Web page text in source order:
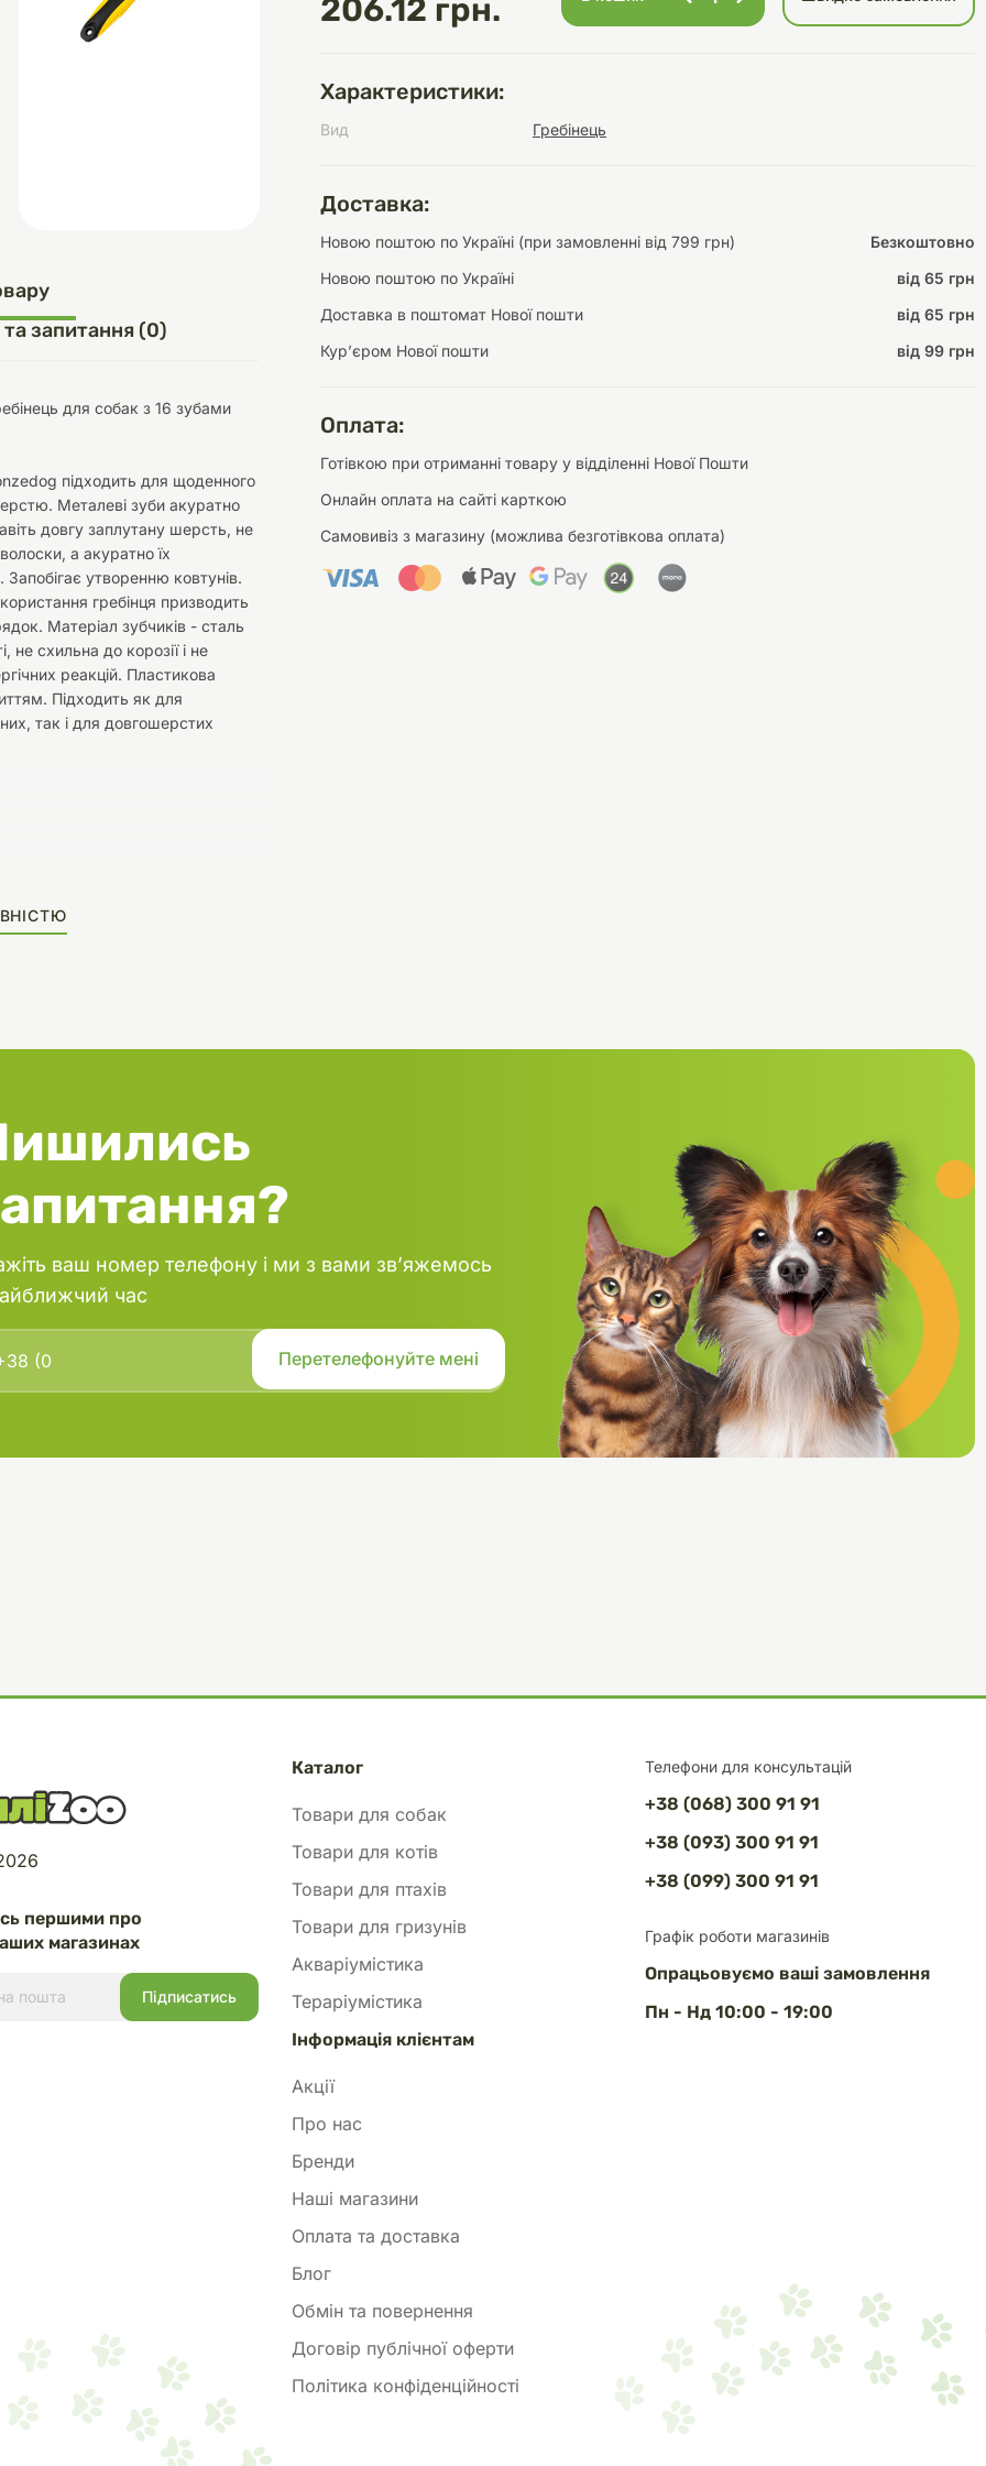
догляду
Переноски Автоаксесуари
та аскесуари
Інструменти для
догляду
Обігрівачі Освітлення
Засоби для догляду Декорації
Аксесуари
206.12 грн.
Характеристики:
Вид Гребінець
Доставка:
Новою поштою по Україні (при замовленні від 799 грн)
Безкоштовно
Новою поштою по Україні
від 65 грн
Доставка в поштомат Нової пошти
від 65 грн
Курʼєром Нової пошти
від 99 грн
Оплата:
Готівкою при отриманні товару у відділенні Нової Пошти
Онлайн оплата на сайті карткою
Самовивіз з магазину (можлива безготівкова оплата)
та запитання (0)
для собак з 16 зубами
підходить для щоденного
Металеві зуби акуратно
довгу заплутану шерсть, не
а акуратно їх
утворенню ковтунів.
гребінця призводить
Матеріал зубчиків - сталь
не схильна до корозії і не
реакцій. Пластикова
Підходить як для
так і для довгошерстих
ваш номер телефону і ми з вами зв’яжемось
час
Телефони для консультацій
+38 (068) 300 91 91
+38 (093) 300 91 91
+38 (099) 300 91 91
Графік роботи магазинів
Опрацьовуємо ваші замовлення
Пн - Нд 10:00 - 19:00
першими про
магазинах
Каталог
Товари для собак
Товари для котів
Товари для птахів
Товари для гризунів
Акваріумістика
Тераріумістика
Інформація клієнтам
Акції
Про нас
Бренди
Наші магазини
Оплата та доставка
Блог
Обмін та повернення
Договір публічної оферти
Політика конфіденційності